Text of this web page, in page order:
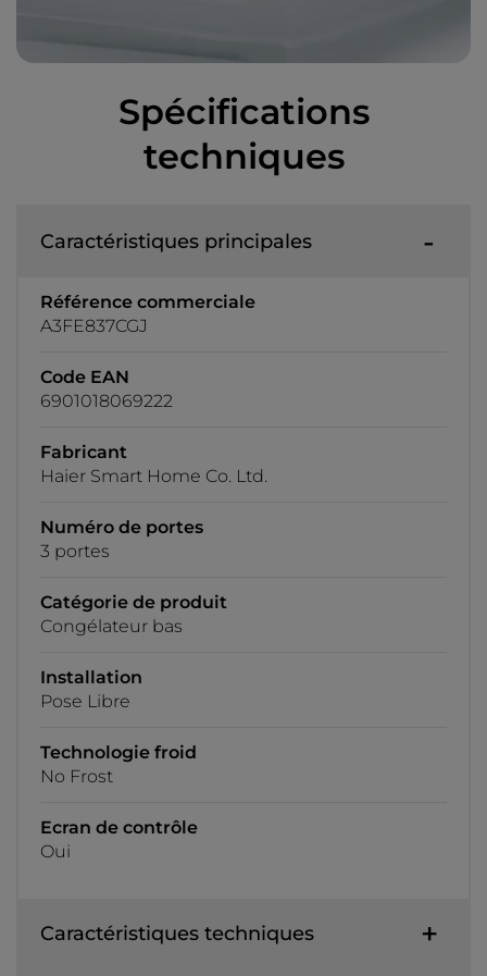
Spécifications
techniques
Caractéristiques principales
Référence commerciale
A3FE837CGJ
Code EAN
6901018069222
Fabricant
Haier Smart Home Co. Ltd.
Numéro de portes
3 portes
Catégorie de produit
Congélateur bas
Installation
Pose Libre
Technologie froid
No Frost
Ecran de contrôle
Oui
Caractéristiques techniques